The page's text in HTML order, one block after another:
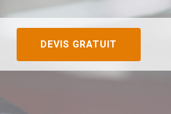
DEVIS GRATUIT